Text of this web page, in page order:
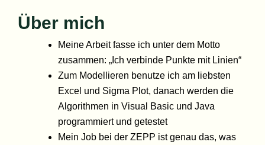
Über mich
Meine Arbeit fasse ich unter dem Motto
zusammen: „Ich verbinde Punkte mit Linien“
Zum Modellieren benutze ich am liebsten
Excel und Sigma Plot, danach werden die
Algorithmen in Visual Basic und Java
programmiert und getestet
Mein Job bei der ZEPP ist genau das, was